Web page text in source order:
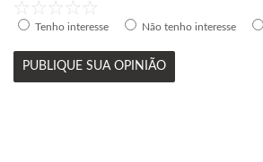
Tenho interesse Não tenho interesse
PUBLIQUE SUA OPINIÃO